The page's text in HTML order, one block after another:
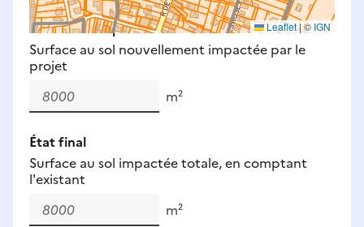
Leaflet |© IGN
Nouveaux impacts
Surface au sol nouvellement impactée par le
projet
m²
État final
Surface au sol impactée totale, en comptant
l'existant
m²